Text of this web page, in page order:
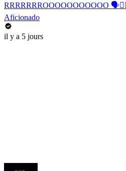
RRRRRRROOOOOOOOOOO
Aficionado
il y a 5 jours